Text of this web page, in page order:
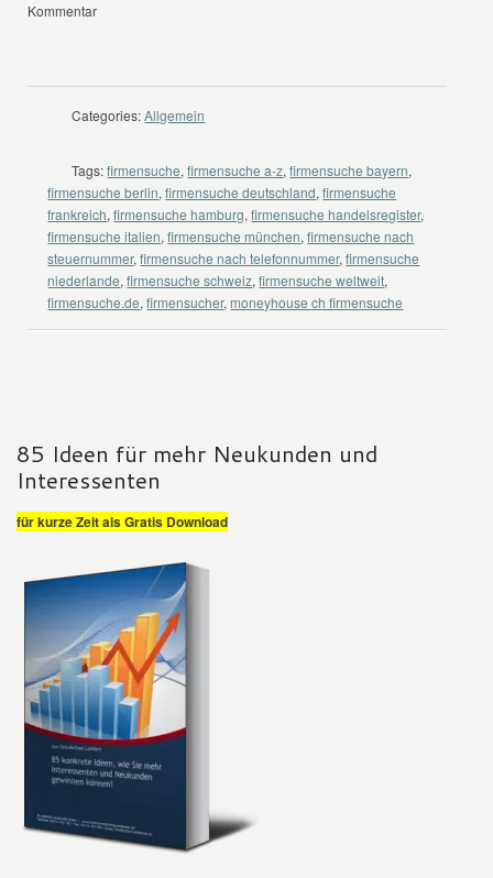
Kommentar
Categories: Allgemein
Tags: firmensuche,firmensuche a-z,firmensuche bayern,
firmensuche berlin,firmensuche deutschland,firmensuche
frankreich,firmensuche hamburg,firmensuche handelsregister,
firmensuche italien,firmensuche münchen,firmensuche nach
steuernummer,firmensuche nach telefonnummer,firmensuche
niederlande,firmensuche schweiz,firmensuche weltweit,
firmensuche.de,firmensucher,moneyhouse ch firmensuche
85 Ideen für mehr Neukunden und
Interessenten
für kurze Zeit als Gratis Download